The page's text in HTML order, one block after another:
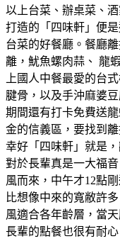
以上台菜、辦桌菜、
打造的「四味軒」便
台菜的好餐廳。餐廳
離，魷魚螺肉蒜、 龍
上國人中餐最愛的台
腱骨，以及手沖麻婆
期間還有打卡免費送
金的信義區，要找到
幸好「四味軒」就是
對於長輩真是一大福
風而來，中午才12點
比想像中來的寬敝許
風適合各年齡層，當
長輩的點餐也很有耐